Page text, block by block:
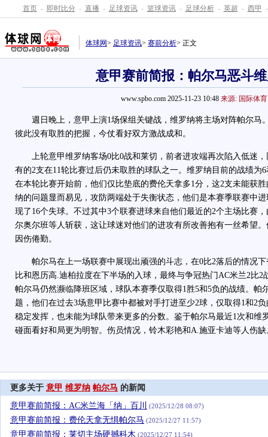
首页 - 即时比分 - 直播 - 足球资讯 - 篮球资讯 - 足球分析 - 英超 - 西甲 -
体球网> 足球资讯> 赛前分析> 正文
意甲赛前简报：帕尔马恶斗
www.spbo.com 2025-11-23 10:48 来源: 国际体育
週日晚上，意甲上演1场保组关键战，维罗纳将主场对阵帕尔马
彼此没有取胜的把握，今仗看好双方激战成和。
上轮意甲维罗纳客场0比0战和莱切，前者进攻端再次陷入低迷
有的2支在11轮比赛过后仍未取胜的球队之一。维罗纳目前的战绩为
在本轮比赛开始前，他们仅比垫底的费伦天拿多1分，这2支未能获
纳的问题显而易见，攻防两端处于失衡状态，他们是本赛季联赛中
现了16个失球。不过其中3个联赛进球来自他们最近的2个主场比赛
尔奥尔班等人斩获，这让球迷对他们的进攻有所改善抱有一丝希望
因伤倦勤。
帕尔马在上一场联赛中展现出顽强的斗志，在0比2落后的情况
比和恩历高.迪柏拉度在下半场的入球，最终与争冠热门AC米兰2比2
帕尔马仍然濒临降班区域，球队本赛季仅取得1胜5和5负的战绩。帕
题，他们在过去3场意甲比赛中都被对手打进至少2球，仅取得1和2
稳定发挥，也未能为球队带来更多的分数。鉴于帕尔马最近1次和维
碰面看好和局更为明智。伤员情况，铃木彩艳和A.施亚卡迪等人伤缺
更多关于 意甲 维罗纳 帕尔马 的新闻
意甲赛前简报：AC米兰海「纳」百川
(2025/12/28 08:07)
意甲赛前简报：费伦天拿无惧帕尔马 (2025/12/27 11:57)
意甲赛前简报：莱切主场硬撼科木 (2025/12/27 11:54)